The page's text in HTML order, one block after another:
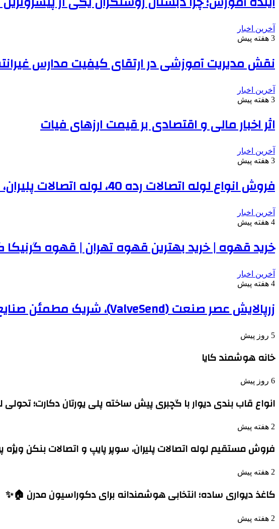
آخرین اخبار
3 هفته پیش
نقش مدیریت آموزشی در ارتقای کیفیت مدارس
آخرین اخبار
3 هفته پیش
اثر اخبار مالی و اقتصادی بر قیمت ارزهای فیات
آخرین اخبار
3 هفته پیش
فروش انواع لوله اتصالات رده 40، لوله اتصالات پلیران، سوپرپایپ و سایر انواع لوله و اتصالات
آخرین اخبار
4 هفته پیش
خرید قهوه | خرید بهترین قهوه تهران | قهوه
آخرین اخبار
4 هفته پیش
زرپالایش عصر صنعت (ValveSend)، شریک مطمئن صنایع نفت، گاز و پتروشیمی
5 روز پیش
خانه هوشمند کایا
6 روز پیش
انواع قاب بندی دیوار با گچبری پیش ساخته پلی یورتان دکارت؛
2 هفته پیش
فروش مستقیم لوله اتصالات پلیران، سوپر پایپ و اتصالات بنکن
2 هفته پیش
کاغذ دیواری ساده؛ انتخابی هوشمندانه برای دکوراسیون مدرن 🏠✨
2 هفته پیش